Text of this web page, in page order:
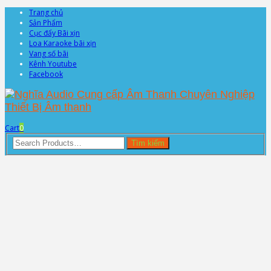
Trang chủ
Sản Phẩm
Cục đẩy Bãi xịn
Loa Karaoke bãi xịn
Vang số bãi
Kênh Youtube
Facebook
Cart0
Search
for:
Tìm kiếm